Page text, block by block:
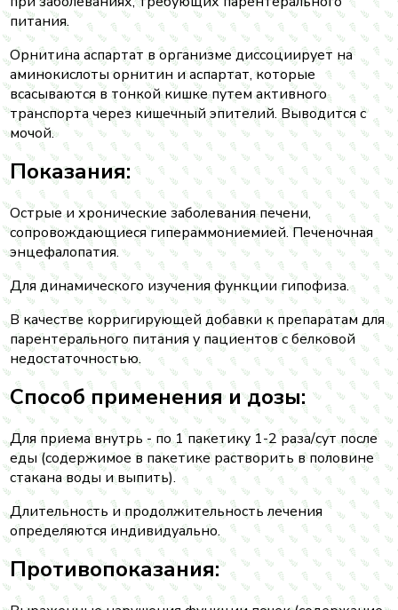
питания.
Орнитина аспартат в организме диссоциирует на
аминокислоты орнитин и аспартат, которые
всасываются в тонкой кишке путем активного
транспорта через кишечный эпителий. Выводится с
мочой.
Показания:
Острые и хронические заболевания печени,
сопровождающиеся гипераммониемией. Печеночная
энцефалопатия.
Для динамического изучения функции гипофиза.
В качестве корригирующей добавки к препаратам для
парентерального питания у пациентов с белковой
недостаточностью.
Способ применения и дозы:
Для приема внутрь - по 1 пакетику 1-2 раза/сут после
еды (содержимое в пакетике растворить в половине
стакана воды и выпить).
Длительность и продолжительность лечения
определяются индивидуально.
Противопоказания: